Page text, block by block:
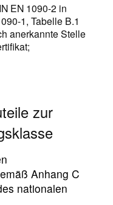
EN 1090-2 in
1, Tabelle B.1
anerkannte Stelle
zur
Anhang C
nationalen